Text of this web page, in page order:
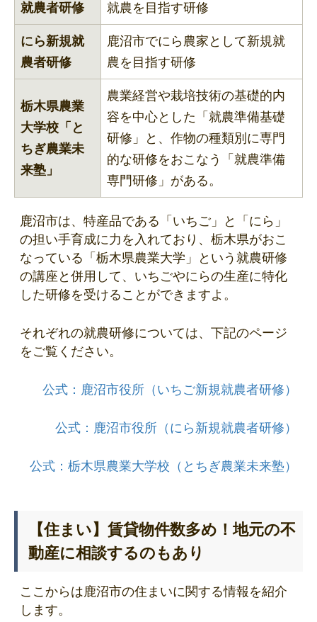
就農者研修
就農を目指す研修
にら新規就
農者研修
鹿沼市でにら農家として新規就
農を目指す研修
栃木県農業
大学校「と
ちぎ農業未
来塾」
農業経営や栽培技術の基礎的内
容を中心とした「就農準備基礎
研修」と、作物の種類別に専門
的な研修をおこなう「就農準備
専門研修」がある。
鹿沼市は、特産品である「いちご」と「にら」
の担い手育成に力を入れており、栃木県がおこ
なっている「栃木県農業大学」という就農研修
の講座と併用して、いちごやにらの生産に特化
した研修を受けることができますよ。
それぞれの就農研修については、下記のページ
をご覧ください。
公式：鹿沼市役所（いちご新規就農者研修）
公式：鹿沼市役所（にら新規就農者研修）
公式：栃木県農業大学校（とちぎ農業未来塾）
【住まい】賃貸物件数多め！地元の不
動産に相談するのもあり
ここからは鹿沼市の住まいに関する情報を紹介
します。